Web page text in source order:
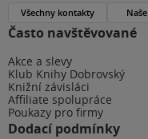
Často navštěvované
Akce a slevy
Klub Knihy Dobrovský
Knižní závisláci
Affiliate spolupráce
Poukazy pro firmy
Dodací podmínky
Všechny kontakty